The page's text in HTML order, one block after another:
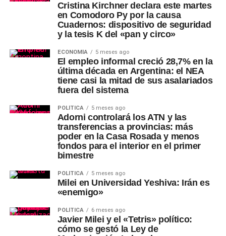
Cristina Kirchner declara este martes
en Comodoro Py por la causa
Cuadernos: dispositivo de seguridad
y la tesis K del «pan y circo»
ECONOMÍA 5 meses ago
El empleo informal creció 28,7% en la
última década en Argentina: el NEA
tiene casi la mitad de sus asalariados
fuera del sistema
POLÍTICA 5 meses ago
Adorni controlará los ATN y las
transferencias a provincias: más
poder en la Casa Rosada y menos
fondos para el interior en el primer
bimestre
POLÍTICA 5 meses ago
Milei en Universidad Yeshiva: Irán es
«enemigo»
POLÍTICA 6 meses ago
Javier Milei y el «Tetris» político:
cómo se gestó la Ley de